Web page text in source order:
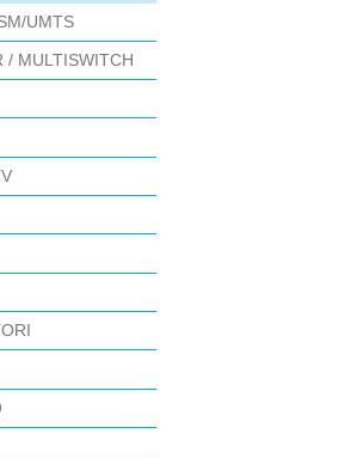
UMTS
/ MULTISWITCH